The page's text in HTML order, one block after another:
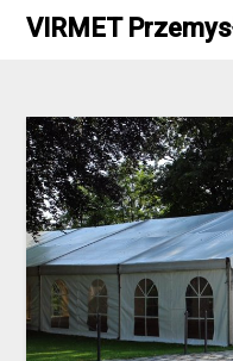
SkipVIRMET